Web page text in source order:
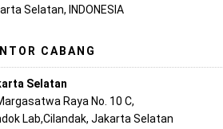
Selatan, INDONESIA
CABANG
Selatan
Raya No. 10 C,
Lab,Cilandak, Jakarta Selatan